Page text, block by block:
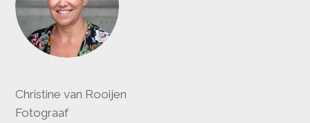
Christine van Rooijen
Fotograaf